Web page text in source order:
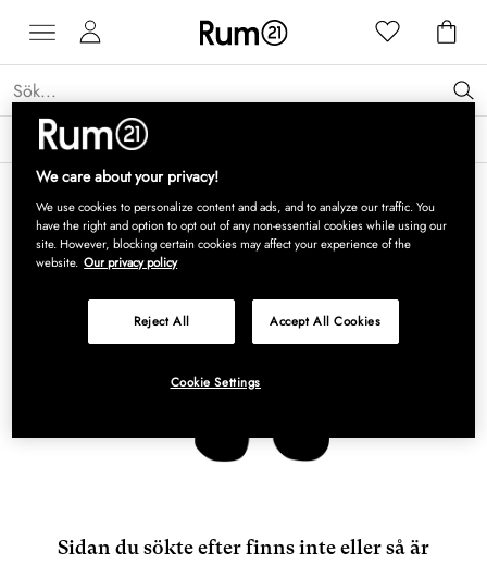
Få 15 % rabatt på Grythyttan Stålmöbler* →
Sidan du sökte efter finns inte eller så är
We care about your privacy!
We use cookies to personalize content and ads, and to analyze our traffic. You
have the right and option to opt out of any non-essential cookies while using our
site. However, blocking certain cookies may affect your experience of the
website. Our privacy policy
Reject All Accept All Cookies
Cookie Settings